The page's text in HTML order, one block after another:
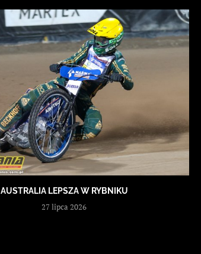
AUSTRALIA LEPSZA W RYBNIKU
27 lipca 2026